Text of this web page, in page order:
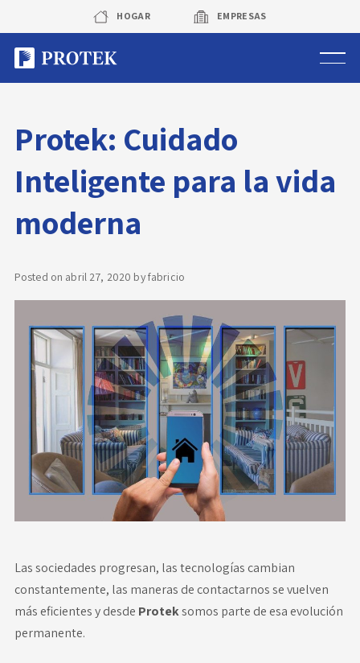
content
HOGAR EMPRESAS
Sistema de cámaras
Rastreo vehicular GPS
Protek Personas
Corredora de seguros
Sobre Protek
Trabaja con nosotros
Novedades
Faq
Contacto
Área de clientes
Protek: Cuidado
Inteligente para la vida
moderna
Posted on abril 27, 2020 byfabricio
Las sociedades progresan, las tecnologías cambian
constantemente, las maneras de contactarnos se vuelven
más eficientes y desde Proteksomos parte de esa evolución
permanente.